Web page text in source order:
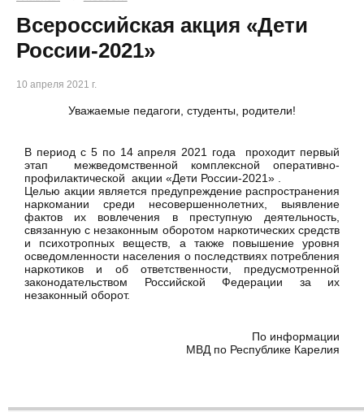
Всероссийская акция «Дети
России-2021»
10 апреля 2021 г.
Уважаемые педагоги, студенты, родители!
В период с 5 по 14 апреля 2021 года проходит первый
этап межведомственной комплексной оперативно-
профилактической акции «Дети России-2021» .
Целью акции является предупреждение распространения
наркомании среди несовершеннолетних, выявление
фактов их вовлечения в преступную деятельность,
связанную с незаконным оборотом наркотических средств
и психотропных веществ, а также повышение уровня
осведомленности населения о последствиях потребления
наркотиков и об ответственности, предусмотренной
законодательством Российской Федерации за их
незаконный оборот.
По информации
МВД по Республике Карелия